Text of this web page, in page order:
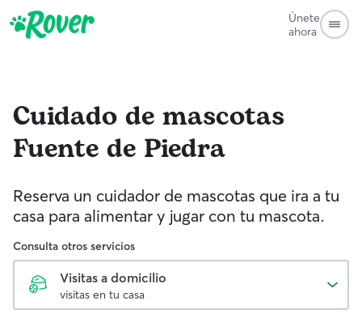
Únete
ahora
Cuidado de mascotas
Fuente de Piedra
Reserva un cuidador de mascotas que ira a tu
casa para alimentar y jugar con tu mascota.
Consulta otros servicios
Visitas a domicilio
visitas en tu casa